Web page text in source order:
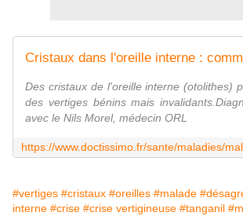
Des cristaux de l'oreille interne (otolithes)
des vertiges bénins mais
avec le Nils Morel, médecin ORL
#vertiges #cristaux #oreilles #malade
interne #crise #crise vertigineuse #tanganil